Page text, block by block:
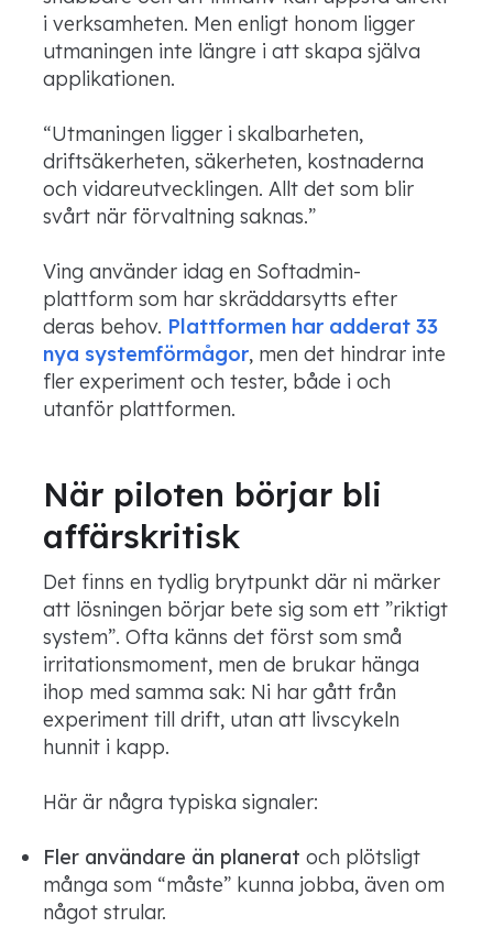
i verksamheten. Men enligt honom ligger
utmaningen inte längre i att skapa själva
applikationen.
“Utmaningen ligger i skalbarheten,
driftsäkerheten, säkerheten, kostnaderna
och vidareutvecklingen. Allt det som blir
svårt när förvaltning saknas.”
Ving använder idag en Softadmin-
plattform som har skräddarsytts efter
deras behov. Plattformen har adderat 33
nya systemförmågor, men det hindrar inte
fler experiment och tester, både i och
utanför plattformen.
När piloten börjar bli
affärskritisk
Det finns en tydlig brytpunkt där ni märker
att lösningen börjar bete sig som ett ”riktigt
system”. Ofta känns det först som små
irritationsmoment, men de brukar hänga
ihop med samma sak: Ni har gått från
experiment till drift, utan att livscykeln
hunnit i kapp.
Här är några typiska signaler:
Fler användare än planerat och plötsligt
många som “måste” kunna jobba, även om
något strular.